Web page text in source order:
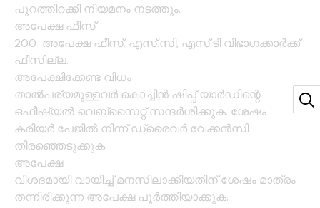
പുറത്തിറക്കി നിയമനം നടത്തും.
അപേക്ഷ ഫീസ്
200 അപേക്ഷ ഫീസ്. എസ്.സി, എസ്.ടി വിഭാഗക്കാര്‍ക്ക്
ഫീസില്ല.
അപേക്ഷിക്കേണ്ട വിധം
താല്‍പര്യമുള്ളവര്‍ കൊച്ചിന്‍ ഷിപ്പ് യാര്‍ഡിന്റെ
ഒഫീഷ്യല്‍ വെബ്‌സൈറ്റ് സന്ദര്‍ശിക്കുക. ശേഷം
കരിയര്‍ പേജില്‍ നിന്ന് ഡ്രൈവര്‍ വേക്കന്‍സി
തിരഞ്ഞെടുക്കുക.
അപേക്ഷ
വിശദമായി വായിച്ച് മനസിലാക്കിയതിന് ശേഷം മാത്രം
തന്നിരിക്കുന്ന അപേക്ഷ പൂര്‍ത്തിയാക്കുക.